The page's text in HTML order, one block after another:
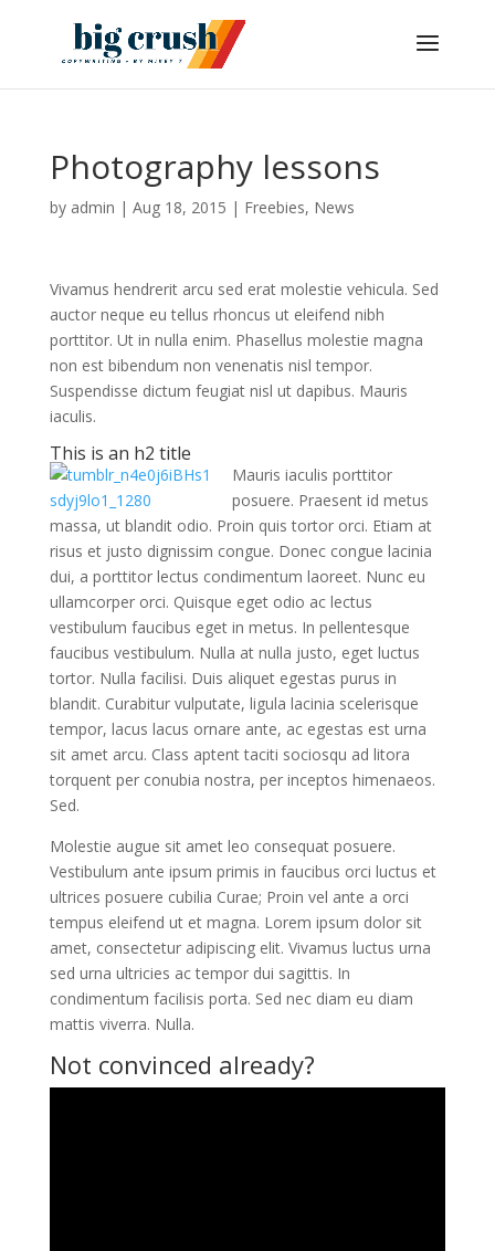
Photography lessons
by admin | Aug 18, 2015 | Freebies, News
Vivamus hendrerit arcu sed erat molestie vehicula. Sed
auctor neque eu tellus rhoncus ut eleifend nibh
porttitor. Ut in nulla enim. Phasellus molestie magna
non est bibendum non venenatis nisl tempor.
Suspendisse dictum feugiat nisl ut dapibus. Mauris
iaculis.
This is an h2 title
Mauris iaculis porttitor
posuere. Praesent id metus
massa, ut blandit odio. Proin quis tortor orci. Etiam at
risus et justo dignissim congue. Donec congue lacinia
dui, a porttitor lectus condimentum laoreet. Nunc eu
ullamcorper orci. Quisque eget odio ac lectus
vestibulum faucibus eget in metus. In pellentesque
faucibus vestibulum. Nulla at nulla justo, eget luctus
tortor. Nulla facilisi. Duis aliquet egestas purus in
blandit. Curabitur vulputate, ligula lacinia scelerisque
tempor, lacus lacus ornare ante, ac egestas est urna
sit amet arcu. Class aptent taciti sociosqu ad litora
torquent per conubia nostra, per inceptos himenaeos.
Sed.
Molestie augue sit amet leo consequat posuere.
Vestibulum ante ipsum primis in faucibus orci luctus et
ultrices posuere cubilia Curae; Proin vel ante a orci
tempus eleifend ut et magna. Lorem ipsum dolor sit
amet, consectetur adipiscing elit. Vivamus luctus urna
sed urna ultricies ac tempor dui sagittis. In
condimentum facilisis porta. Sed nec diam eu diam
mattis viverra. Nulla.
Not convinced already?